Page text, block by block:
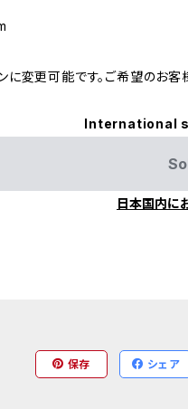
変更可能です。ご希望のお
International
日本国内に
保存 シェア